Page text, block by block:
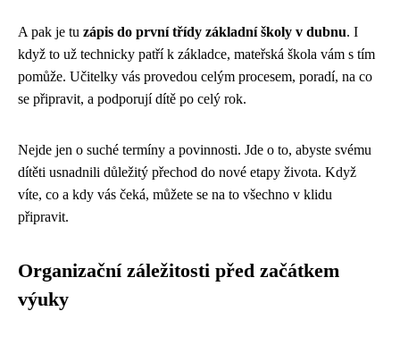
A pak je tu zápis do první třídy základní školy v dubnu. I
když to už technicky patří k základce, mateřská škola vám s tím
pomůže. Učitelky vás provedou celým procesem, poradí, na co
se připravit, a podporují dítě po celý rok.
Nejde jen o suché termíny a povinnosti. Jde o to, abyste svému
dítěti usnadnili důležitý přechod do nové etapy života. Když
víte, co a kdy vás čeká, můžete se na to všechno v klidu
připravit.
Organizační záležitosti před začátkem
výuky